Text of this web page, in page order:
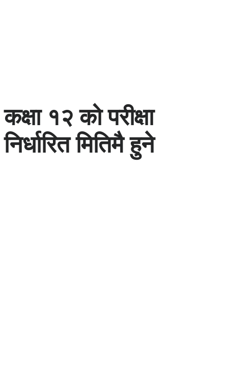
कक्षा १२ को परीक्षा
निर्धारित मितिमै हुने